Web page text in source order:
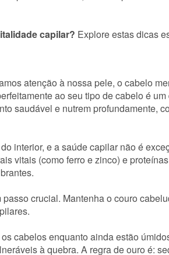
capilar? Explore estas dicas
atenção à nossa pele, o cabelo
ao seu tipo de cabelo é
saudável e nutrem profundamente,
interior, e a saúde capilar não é
vitais (como ferro e zinco) e
crucial. Mantenha o couro
cabelos enquanto ainda estão
à quebra. A regra de ouro é: